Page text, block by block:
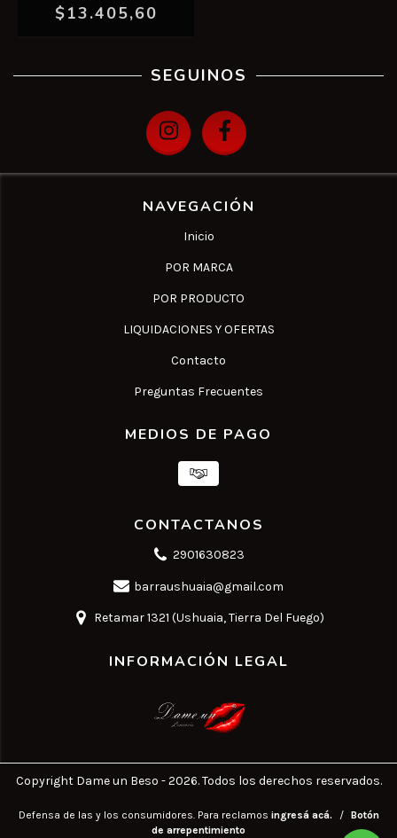
$13.405,60
SEGUINOS
NAVEGACIÓN
Inicio
POR MARCA
POR PRODUCTO
LIQUIDACIONES Y OFERTAS
Contacto
Preguntas Frecuentes
MEDIOS DE PAGO
CONTACTANOS
2901630823
barraushuaia@gmail.com
Retamar 1321 (Ushuaia, Tierra Del Fuego)
INFORMACIÓN LEGAL
Copyright Dame un Beso - 2026. Todos los derechos reservados.
Defensa de las y los consumidores. Para reclamos ingresá acá. /
Botón
de arrepentimiento